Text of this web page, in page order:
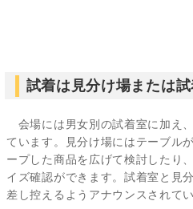
試着は見分け場または
会場には男女別の試着室に加え
ています。見分け場にはテーブル
ープした商品を広げて検討したり
イズ確認ができます。試着室と見
差し控えるようアナウンスされてい